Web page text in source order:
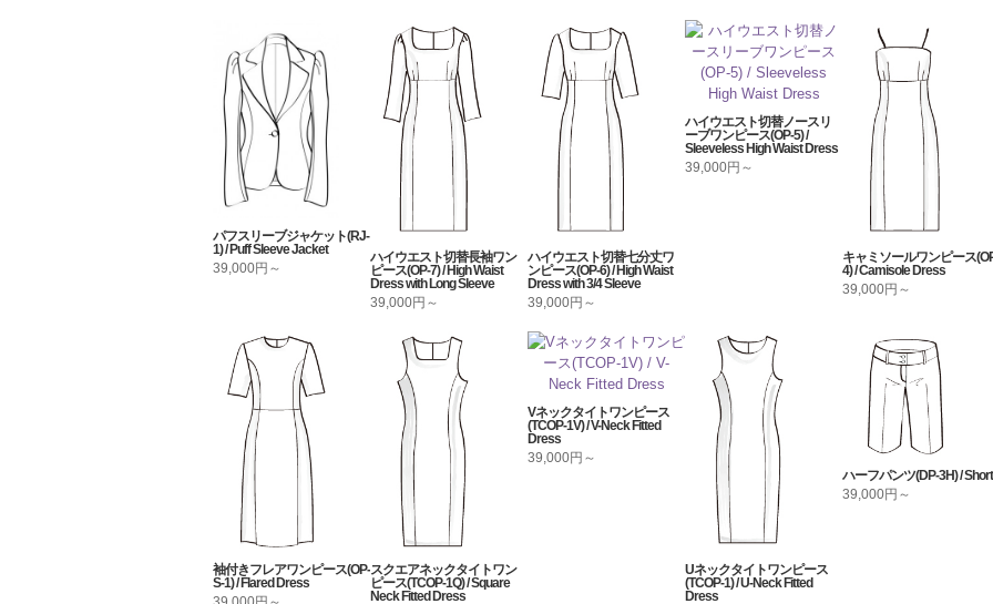
パフスリーブジャケット(RJ-
1) / Puff Sleeve Jacket
39,000円～
ハイウエスト切替長袖ワン
ピース(OP-7) / High Waist
Dress with Long Sleeve
39,000円～
ハイウエスト切替七分丈ワ
ンピース(OP-6) / High Waist
Dress with 3/4 Sleeve
39,000円～
ハイウエスト切替ノースリ
ーブワンピース(OP-5) /
Sleeveless High Waist Dress
39,000円～
キャミソールワンピース
4) / Camisole Dress
39,000円～
袖付きフレアワンピース(OP-
S-1) / Flared Dress
スクエアネックタイトワン
ピース(TCOP-1Q) / Square
Neck Fitted Dress
Vネックタイトワンピース
(TCOP-1V) / V-Neck Fitted
Dress
39,000円～
Uネックタイトワンピース
(TCOP-1) / U-Neck Fitted
Dress
ハーフパンツ(DP-3H) /
39,000円～